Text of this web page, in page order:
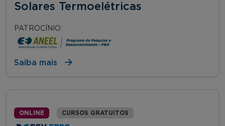
Solares Termoelétricas
PATROCÍNIO:
Saiba mais
ONLINE CURSOS GRATUITOS